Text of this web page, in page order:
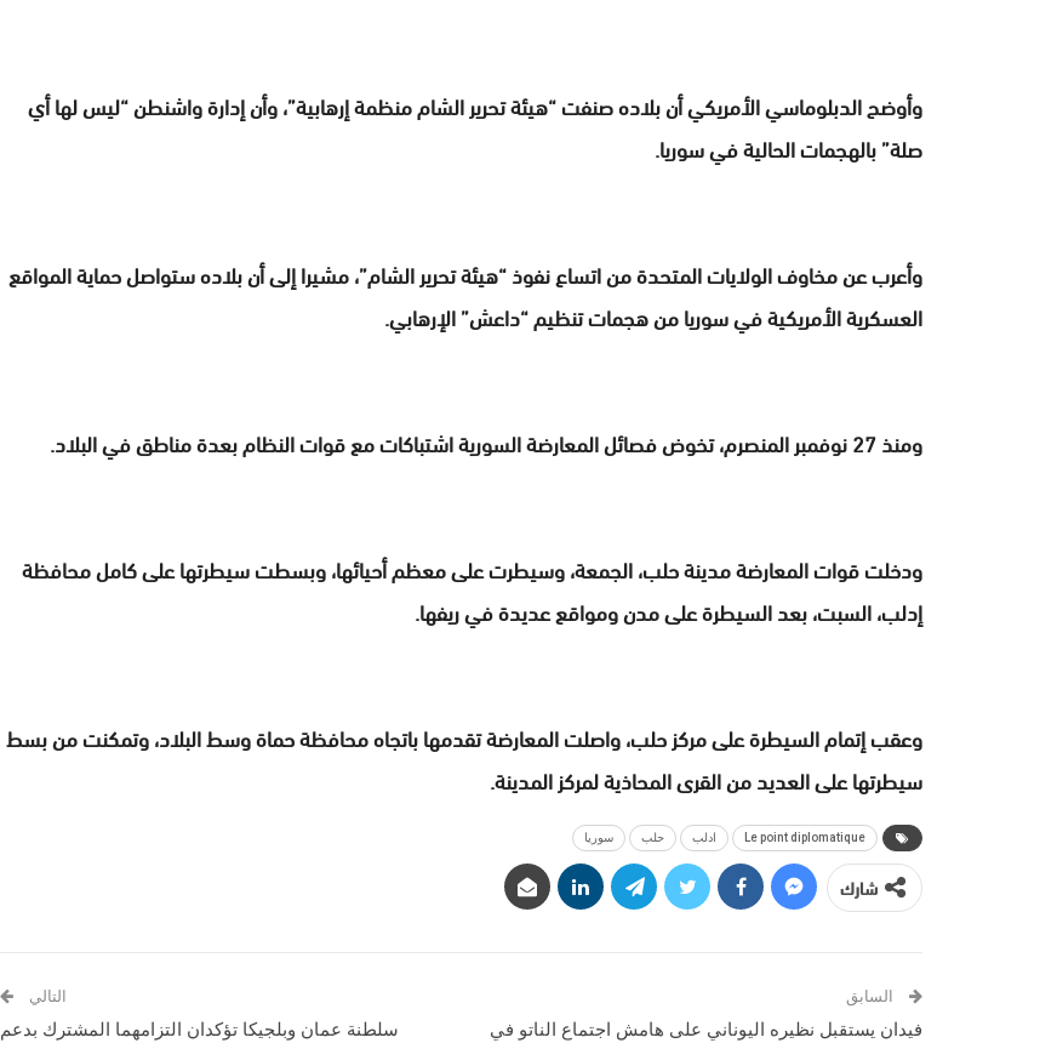
وأوضح الدبلوماسي الأمريكي أن بلاده صنفت “هيئة تحرير الشام منظمة إرهابية”، وأن إدارة واشنطن “ليس لها أي
صلة” بالهجمات الحالية في سوريا.
وأعرب عن مخاوف الولايات المتحدة من اتساع نفوذ “هيئة تحرير الشام”، مشيرا إلى أن بلاده ستواصل حماية المواقع
العسكرية الأمريكية في سوريا من هجمات تنظيم “داعش” الإرهابي.
ومنذ 27 نوفمبر المنصرم، تخوض فصائل المعارضة السورية اشتباكات مع قوات النظام بعدة مناطق في البلاد.
ودخلت قوات المعارضة مدينة حلب، الجمعة، وسيطرت على معظم أحيائها، وبسطت سيطرتها على كامل محافظة
إدلب، السبت، بعد السيطرة على مدن ومواقع عديدة في ريفها.
وعقب إتمام السيطرة على مركز حلب، واصلت المعارضة تقدمها باتجاه محافظة حماة وسط البلاد، وتمكنت من بسط
سيطرتها على العديد من القرى المحاذية لمركز المدينة.
Le point diplomatique ادلب حلب سوريا
شارك
السابق
فيدان يستقبل نظيره اليوناني على هامش اجتماع الناتو في
التالي
سلطنة عمان وبلجيكا تؤكدان التزامهما المشترك بدعم